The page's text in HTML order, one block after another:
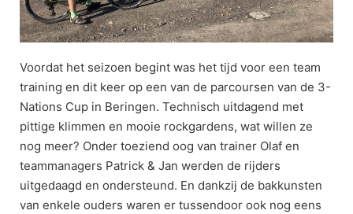
Voordat het seizoen begint was het tijd voor een team
training en dit keer op een van de parcoursen van de 3-
Nations Cup in Beringen. Technisch uitdagend met
pittige klimmen en mooie rockgardens, wat willen ze
nog meer? Onder toeziend oog van trainer Olaf en
teammanagers Patrick & Jan werden de rijders
uitgedaagd en ondersteund. En dankzij de bakkunsten
van enkele ouders waren er tussendoor ook nog eens